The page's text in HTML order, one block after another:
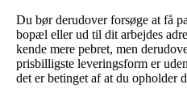
Du bør derudover forsøge at få
bopæl eller ud til dit arbejdes
kende mere pebret, men
prisbilligste leveringsform er
det er betinget af at du opholder